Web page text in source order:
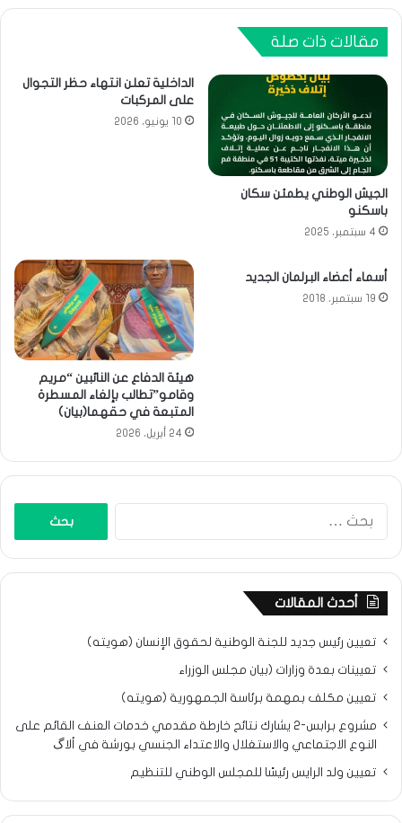
مقالات ذات صلة
الجيش الوطني يطمئن سكان
باسكنو
4 سبتمبر، 2025
الداخلية تعلن انتهاء حظر التجوال
على المركبات
10 يونيو، 2026
أسماء أعضاء البرلمان الجديد
19 سبتمبر، 2018
هيئة الدفاع عن النائبين “مريم
وقامو”تطالب بإلغاء المسطرة
المتبعة في حقهما(بيان)
24 أبريل، 2026
أحدث المقالات
تعيين رئيس جديد للجنة الوطنية لحقوق الإنسان (هويته)
تعيينات بعدة وزارات (بيان مجلس الوزراء
تعيين مكلف بمهمة برئاسة الجمهورية (هويته)
مشروع برابس-2 يشارك نتائح خارطة مقدمي خدمات العنف القائم على
النوع الاجتماعي والاستغلال والاعتداء الجنسي بورشة في ألاگ
تعيين ولد الرايس رئيسًا للمجلس الوطني للتنظيم